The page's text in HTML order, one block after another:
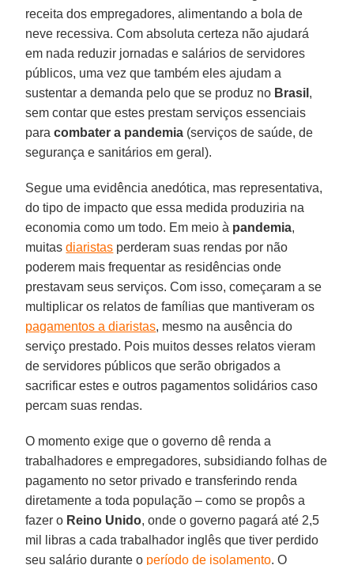
receita dos empregadores, alimentando a bola de
neve recessiva. Com absoluta certeza não ajudará
em nada reduzir jornadas e salários de servidores
públicos, uma vez que também eles ajudam a
sustentar a demanda pelo que se produz no Brasil ,
sem contar que estes prestam serviços essenciais
para combater a pandemia (serviços de saúde, de
segurança e sanitários em geral).
Segue uma evidência anedótica, mas representativa,
do tipo de impacto que essa medida produziria na
economia como um todo. Em meio à pandemia,
muitasdiaristas perderam suas rendas por não
poderem mais frequentar as residências onde
prestavam seus serviços. Com isso, começaram a se
multiplicar os relatos de famílias que mantiveram os
pagamentos a diaristas, mesmo na ausência do
serviço prestado. Pois muitos desses relatos vieram
de servidores públicos que serão obrigados a
sacrificar estes e outros pagamentos solidários caso
percam suas rendas.
O momento exige que o governo dê renda a
trabalhadores e empregadores, subsidiando folhas de
pagamento no setor privado e transferindo renda
diretamente a toda população – como se propôs a
fazer o Reino Unido, onde o governo pagará até 2,5
mil libras a cada trabalhador inglês que tiver perdido
seu salário durante o período de isolamento. O